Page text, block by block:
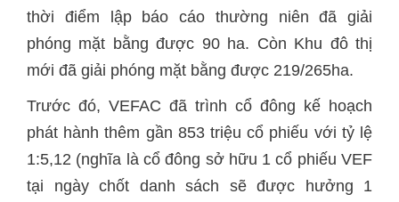
thời điểm lập báo cáo thường niên đã giải
phóng mặt bằng được 90 ha. Còn Khu đô thị
mới đã giải phóng mặt bằng được 219/265ha.
Trước đó, VEFAC đã trình cổ đông kế hoạch
phát hành thêm gần 853 triệu cổ phiếu với tỷ lệ
1:5,12 (nghĩa là cổ đông sở hữu 1 cổ phiếu VEF
tại ngày chốt danh sách sẽ được hưởng 1